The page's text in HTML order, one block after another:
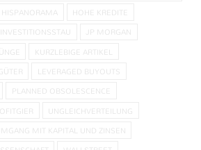
HISPANORAMA
HOHE KREDITE
INVESTITIONSSTAU
JP MORGAN
KURZLEBIGE ARTIKEL
LEVERAGED BUYOUTS
PLANNED OBSOLESCENCE
UNGLEICHVERTEILUNG
MIT KAPITAL UND ZINSEN